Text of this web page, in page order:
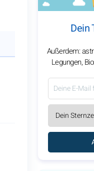
Dein
Außerdem:
Legungen,